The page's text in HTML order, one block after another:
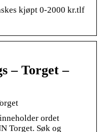
kjøpt 0-2000 kr.tlf
– Torget –
ordet
Torget. Søk og